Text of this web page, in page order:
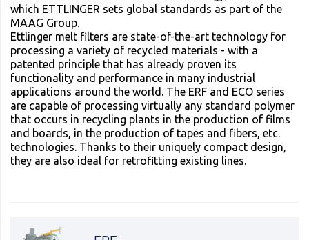
which ETTLINGER sets global standards as part of the
MAAG Group.
Ettlinger melt filters are state-of-the-art technology for
processing a variety of recycled materials - with a
patented principle that has already proven its
functionality and performance in many industrial
applications around the world. The ERF and ECO series
are capable of processing virtually any standard polymer
that occurs in recycling plants in the production of films
and boards, in the production of tapes and fibers, etc.
technologies. Thanks to their uniquely compact design,
they are also ideal for retrofitting existing lines.